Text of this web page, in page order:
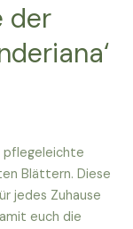
der
pflegeleichte
Blättern. Diese
jedes Zuhause
euch die